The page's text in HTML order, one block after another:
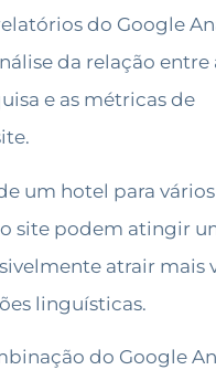
do Google
da relação entre
e as métricas de
um hotel para
site podem atingir
atrair mais
linguísticas.
do Google